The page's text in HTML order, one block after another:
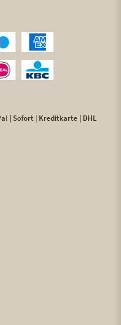
| Sofort | Kreditkarte | DHL